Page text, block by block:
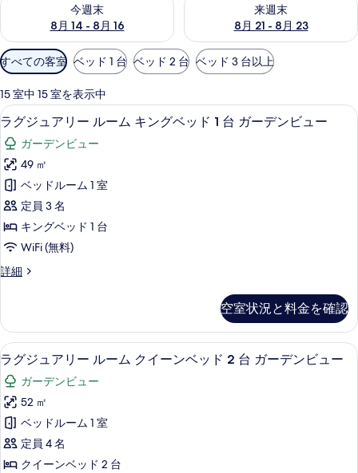
今週末
8月 14 - 8月 16
来週末
8月 21 - 8月 23
利
用
可
能
な
客
室
の
絞
り
込
み
条
すべての客室 ベッド 1 台 ベッド 2 台 ベッド 3 台以上
15 室中 15 室を表示中
ラ
グ
ジ
ュ
ア
リ
ー
ル
ー
キ
ン
グ
ベ
ッ
ド
1
台
高級寝具、羽毛の掛け布団、低反発
8
ラグジュアリー ルーム キングベッド 1 台 ガーデンビュー
ガーデンビュー
49 ㎡
ベッドルーム 1 室
定員 3 名
キングベッド 1 台
WiFi (無料)
詳細
ラ
ア
リ
ー
ー
ム
キ
ン
グ
ベ
空室状況と料金を確認
ラ
グ
ジ
ュ
ア
リ
ラグジュアリー ルーム クイーンベ
7
ラグジュアリー ルーム クイーンベッド 2 台 ガーデンビュー
ガーデンビュー
52 ㎡
ベッドルーム 1 室
定員 4 名
クイーンベッド 2 台